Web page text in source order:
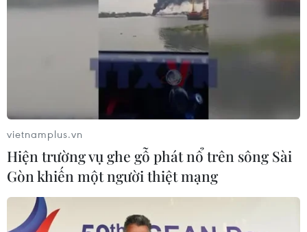
vietnamplus.vn
Hiện trường vụ ghe gỗ phát nổ trên sông Sài
Gòn khiến một người thiệt mạng